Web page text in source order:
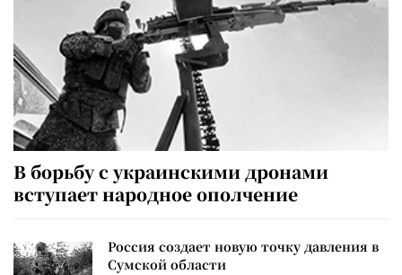
В борьбу с украинскими дронами
вступает народное ополчение
Россия создает новую точку давления в
Сумской области